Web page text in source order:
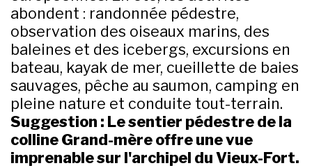
abondent : randonnée pédestre,
observation des oiseaux marins, des
baleines et des icebergs, excursions en
bateau, kayak de mer, cueillette de baies
sauvages, pêche au saumon, camping en
pleine nature et conduite tout-terrain.
Suggestion : Le sentier pédestre de la
colline Grand-mère offre une vue
imprenable sur l'archipel du Vieux-Fort.